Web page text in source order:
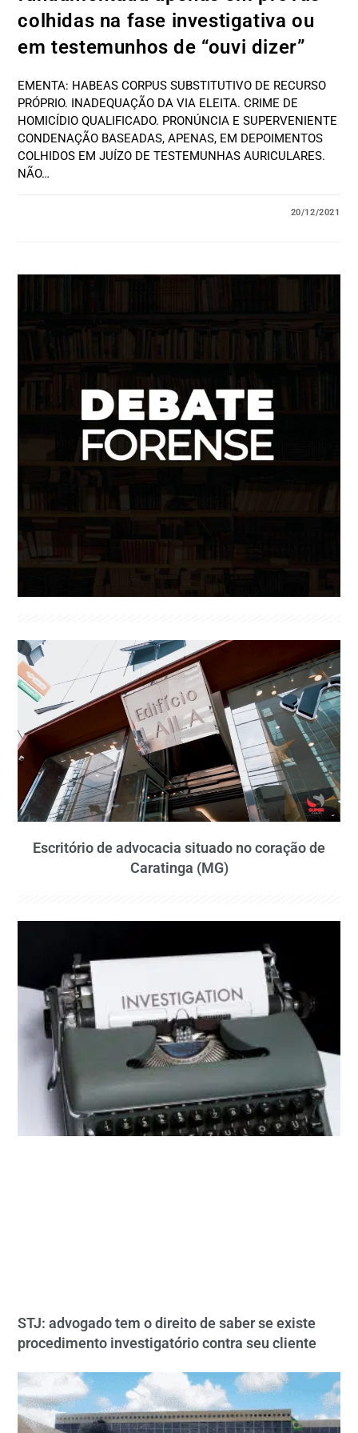
colhidas na fase investigativa ou
em testemunhos de “ouvi dizer”
EMENTA: HABEAS CORPUS SUBSTITUTIVO DE RECURSO
PRÓPRIO. INADEQUAÇÃO DA VIA ELEITA. CRIME DE
HOMICÍDIO QUALIFICADO. PRONÚNCIA E SUPERVENIENTE
CONDENAÇÃO BASEADAS, APENAS, EM DEPOIMENTOS
COLHIDOS EM JUÍZO DE TESTEMUNHAS AURICULARES.
NÃO…
20/12/2021
Escritório de advocacia situado no coração de
Caratinga (MG)
STJ: advogado tem o direito de saber se existe
procedimento investigatório contra seu cliente